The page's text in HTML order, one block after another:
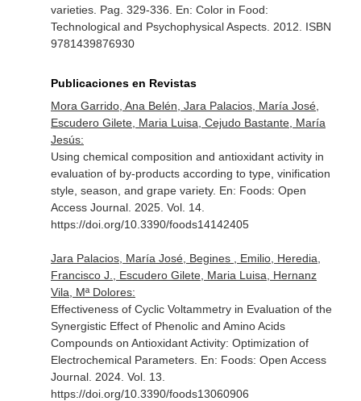
varieties. Pag. 329-336. En: Color in Food:
Technological and Psychophysical Aspects. 2012. ISBN
9781439876930
Publicaciones en Revistas
Mora Garrido, Ana Belén, Jara Palacios, María José,
Escudero Gilete, Maria Luisa, Cejudo Bastante, María
Jesús:
Using chemical composition and antioxidant activity in
evaluation of by-products according to type, vinification
style, season, and grape variety. En: Foods: Open
Access Journal. 2025. Vol. 14.
https://doi.org/10.3390/foods14142405
Jara Palacios, María José, Begines , Emilio, Heredia,
Francisco J., Escudero Gilete, Maria Luisa, Hernanz
Vila, Mª Dolores:
Effectiveness of Cyclic Voltammetry in Evaluation of the
Synergistic Effect of Phenolic and Amino Acids
Compounds on Antioxidant Activity: Optimization of
Electrochemical Parameters. En: Foods: Open Access
Journal. 2024. Vol. 13.
https://doi.org/10.3390/foods13060906